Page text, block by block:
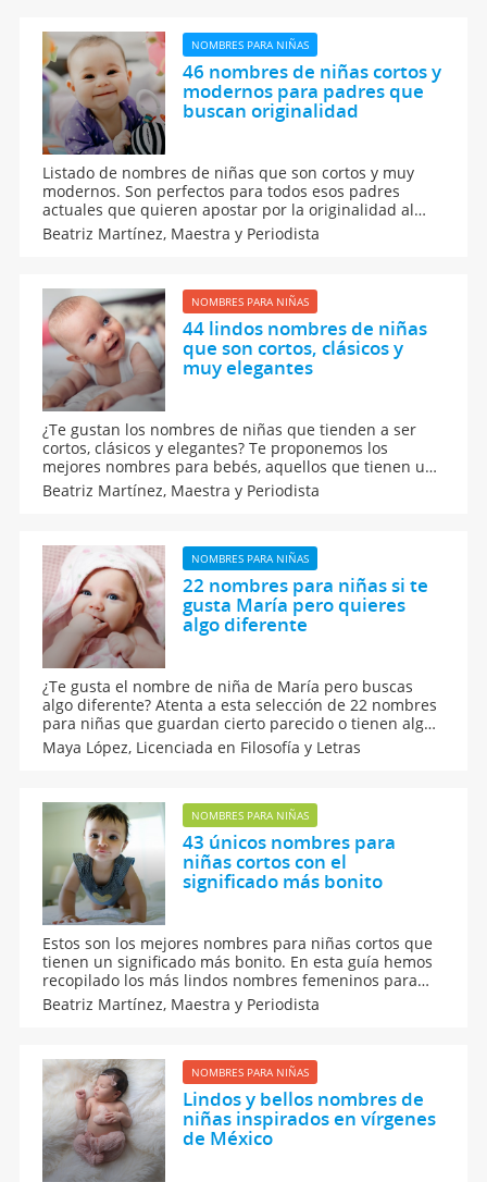
NOMBRES PARA NIÑAS
46 nombres de niñas cortos y
modernos para padres que
buscan originalidad
Listado de nombres de niñas que son cortos y muy
modernos. Son perfectos para todos esos padres
actuales que quieren apostar por la originalidad al
elegir cómo llamar a sus hijas. Te proponemos
nombres para niñas que son originales y actuales y te
Beatriz Martínez, Maestra y Periodista
NOMBRES PARA NIÑAS
44 lindos nombres de niñas
que son cortos, clásicos y
muy elegantes
¿Te gustan los nombres de niñas que tienden a ser
cortos, clásicos y elegantes? Te proponemos los
mejores nombres para bebés, aquellos que tienen un
origen y un significado muy especial. Si quieres ideas
de nombres para niñas para tu hija que está a punto
Beatriz Martínez, Maestra y Periodista
NOMBRES PARA NIÑAS
22 nombres para niñas si te
gusta María pero quieres
algo diferente
¿Te gusta el nombre de niña de María pero buscas
algo diferente? Atenta a esta selección de 22 nombres
para niñas que guardan cierto parecido o tienen algo
en común con el popular nombre para niña de María.
Nombres de niñas con el mismo origen o la misma
Maya López, Licenciada en Filosofía y Letras
NOMBRES PARA NIÑAS
43 únicos nombres para
niñas cortos con el
significado más bonito
Estos son los mejores nombres para niñas cortos que
tienen un significado más bonito. En esta guía hemos
recopilado los más lindos nombres femeninos para
bebés de los que te contamos el origen y significado
de cada uno de ellos. Os encantarán estos nombres
Beatriz Martínez, Maestra y Periodista
NOMBRES PARA NIÑAS
Lindos y bellos nombres de
niñas inspirados en vírgenes
de México